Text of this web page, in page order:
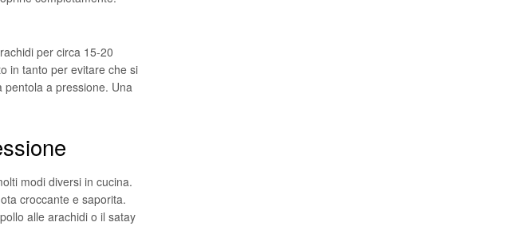
per circa 15-20
in tanto per evitare che si
pentola a pressione. Una
modi diversi in cucina.
croccante e saporita.
alle arachidi o il satay